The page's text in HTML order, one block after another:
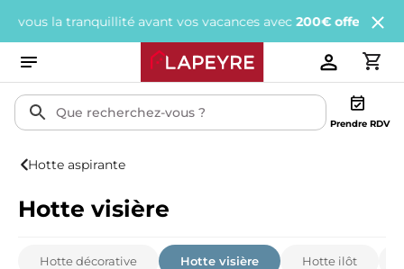
la tranquillité avant vos vacances avec200€ offertstous les
Prendre RDV
Hotte aspirante
Hotte visière
Hotte décorative Hotte visière Hotte ilôt